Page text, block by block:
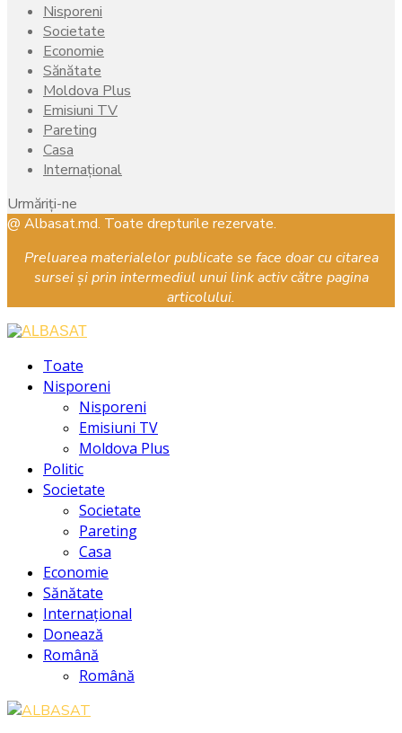
Nisporeni
Societate
Economie
Sănătate
Moldova Plus
Emisiuni TV
Pareting
Casa
Internațional
Urmăriți-ne
Facebook
Instagram
Youtube
@ Albasat.md. Toate drepturile rezervate.
Preluarea materialelor publicate se face doar cu citarea
sursei și prin intermediul unui link activ către pagina
articolului.
Toate
Nisporeni
Nisporeni
Emisiuni TV
Moldova Plus
Politic
Societate
Societate
Pareting
Casa
Economie
Sănătate
Internațional
Donează
Română
Română